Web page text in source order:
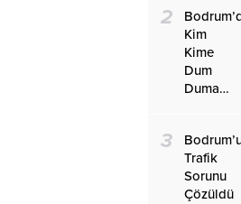
2
Kim
Kime
Dum
Duma…
3
Trafik
Sorunu
Çözüldü